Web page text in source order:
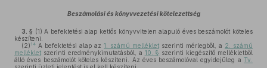
Beszámolási és könyvvezetési kötelezettség
3. § (1) A befektetési alap kettős könyvvitelen alapuló éves beszámolót köteles
készíteni.
(2) 14 A befektetési alap az 1. számú melléklet szerinti mérlegből, a 2. számú
melléklet szerinti eredménykimutatásból, a 10. § szerinti kiegészítő mellékletből
álló éves beszámolót köteles készíteni. Az éves beszámolóval egyidejűleg a Tv.